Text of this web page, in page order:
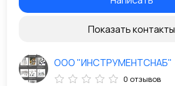
Показать контакты
ООО "ИНСТРУМЕНТСНАБ"
0 отзывов